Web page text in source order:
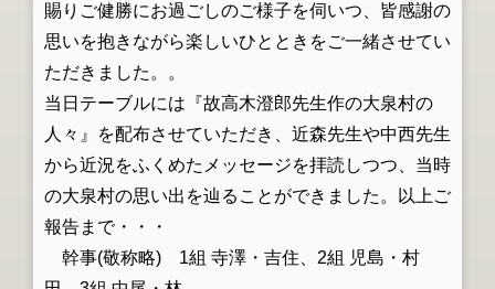
賜りご健勝にお過ごしのご様子を伺いつ、皆感謝の
思いを抱きながら楽しいひとときをご一緒させてい
ただきました。。
当日テーブルには『故高木澄郎先生作の大泉村の
人々』を配布させていただき、近森先生や中西先生
から近況をふくめたメッセージを拝読しつつ、当時
の大泉村の思い出を辿ることができました。以上ご
報告まで・・・
幹事(敬称略) 1組 寺澤・吉住、2組 児島・村